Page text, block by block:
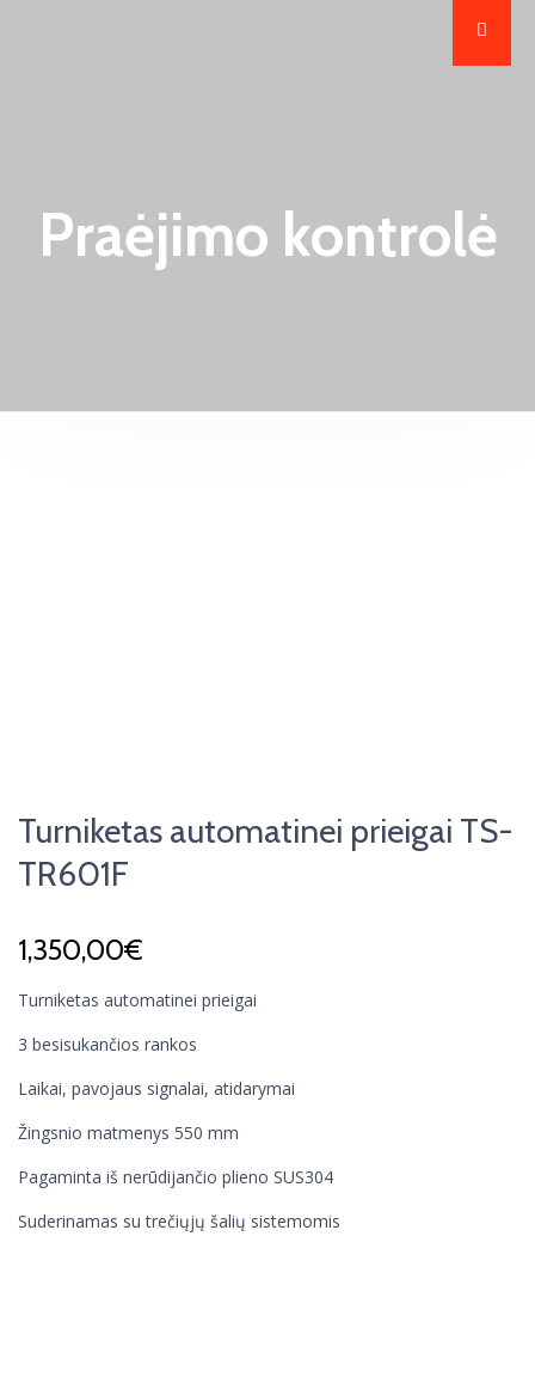
Praėjimo kontrolė
Turniketas automatinei prieigai TS-
TR601F
1,350,00€
Turniketas automatinei prieigai
3 besisukančios rankos
Laikai, pavojaus signalai, atidarymai
Žingsnio matmenys 550 mm
Pagaminta iš nerūdijančio plieno SUS304
Suderinamas su trečiųjų šalių sistemomis